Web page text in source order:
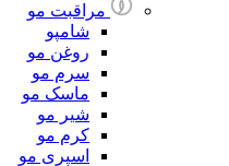
مراقبت مو
شامپو
روغن مو
سرم مو
ماسک مو
شیر مو
کرم مو
اسپری مو